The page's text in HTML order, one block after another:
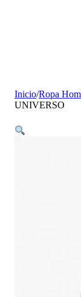
Inicio/Ropa
UNIVERSO